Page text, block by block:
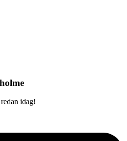
idag!